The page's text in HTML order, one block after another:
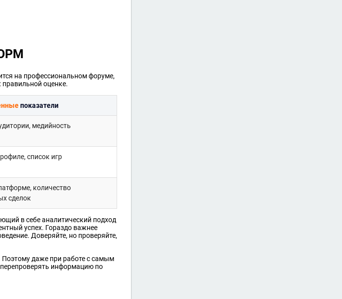
на профессиональном форуме,
оценке.
показатели
медийность
список игр
количество
сделок
в себе аналитический подход
успех. Гораздо важнее
Доверяйте, но проверяйте,
Поэтому даже при работе с самым
информацию по